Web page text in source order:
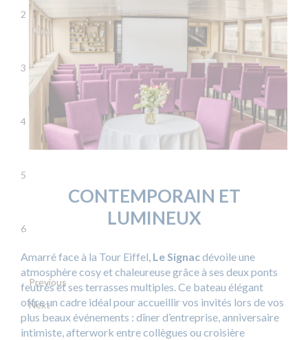
2
3
4
5
6
Previous
Next
CONTEMPORAIN ET
LUMINEUX
Amarré face à la Tour Eiffel, Le Signacdévoile une
atmosphère cosy et chaleureuse grâce à ses deux ponts
feutrés et ses terrasses multiples. Ce bateau élégant
offre un cadre idéal pour accueillir vos invités lors de vos
plus beaux événements : dîner d’entreprise, anniversaire
intimiste, afterwork entre collègues ou croisière